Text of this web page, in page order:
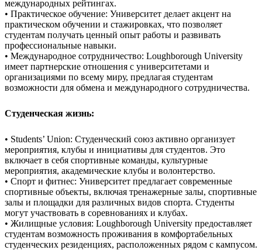
международных рейтингах.
• Практическое обучение: Университет делает акцент на
практическом обучении и стажировках, что позволяет
студентам получать ценный опыт работы и развивать
профессиональные навыки.
• Международное сотрудничество: Loughborough University
имеет партнерские отношения с университетами и
организациями по всему миру, предлагая студентам
возможности для обмена и международного сотрудничества.
Студенческая жизнь:
• Students’ Union: Студенческий союз активно организует
мероприятия, клубы и инициативы для студентов. Это
включает в себя спортивные команды, культурные
мероприятия, академические клубы и волонтерство.
• Спорт и фитнес: Университет предлагает современные
спортивные объекты, включая тренажерные залы, спортивные
залы и площадки для различных видов спорта. Студенты
могут участвовать в соревнованиях и клубах.
• Жилищные условия: Loughborough University предоставляет
студентам возможность проживания в комфортабельных
студенческих резиденциях, расположенных рядом с кампусом.